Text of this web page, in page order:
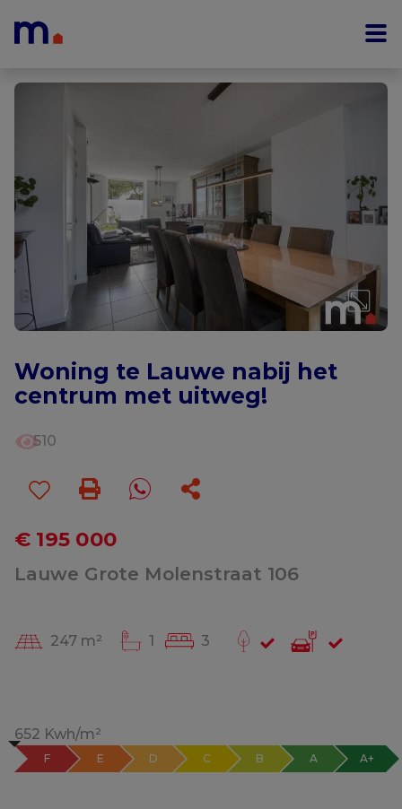
Woning te Lauwe nabij het
centrum met uitweg!
510
€ 195 000
Lauwe Grote Molenstraat 106
247 m² 1 3
652 Kwh/m²
F E D C B A A+